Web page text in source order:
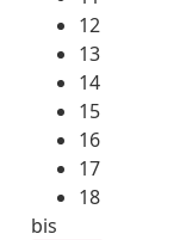
12
13
14
15
16
17
18
bis